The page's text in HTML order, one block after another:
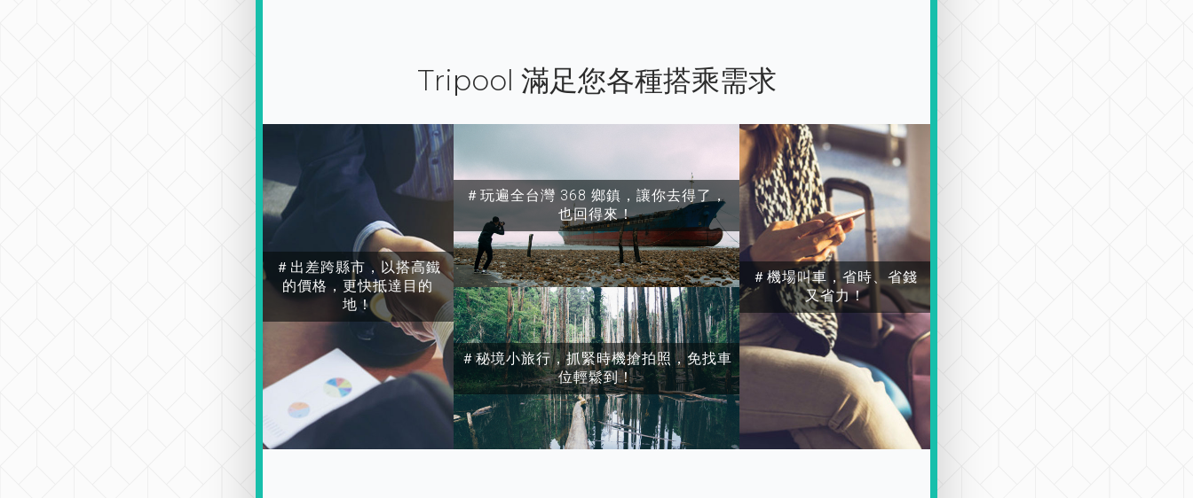
Tripool 滿足您各種搭乘需求
＃出差跨縣市，以搭高鐵
的價格，更快抵達目的
地！
＃玩遍全台灣 368 鄉鎮，讓你去得了，
也回得來！
＃秘境小旅行，抓緊時機搶拍照，免找車
位輕鬆到！
＃機場叫車，省時、省錢
又省力！